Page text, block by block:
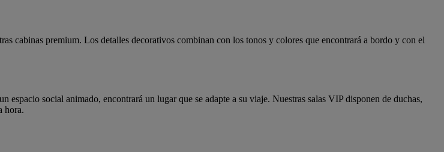
cabinas premium. Los detalles decorativos combinan con los tonos y colores que encontrará a bordo y con el
social animado, encontrará un lugar que se adapte a su viaje. Nuestras salas VIP disponen de duchas,
hora.